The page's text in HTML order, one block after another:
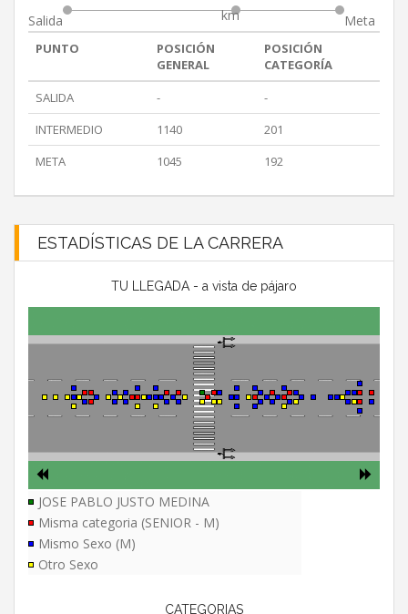
Salida
km
Meta
PUNTO
POSICIÓN
GENERAL
POSICIÓN
CATEGORÍA
SALIDA
-
-
INTERMEDIO
1140
201
META
1045 192
ESTADÍSTICAS DE LA CARRERA
TU LLEGADA - a vista de pájaro
JOSE PABLO JUSTO MEDINA
Misma categoria (SENIOR - M)
Mismo Sexo (M)
Otro Sexo
CATEGORIAS